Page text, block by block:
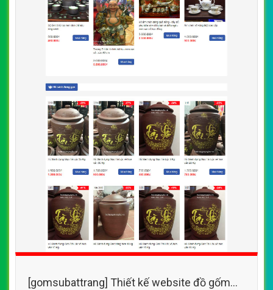
[gomsubattrang] Thiết kế website đồ gốm